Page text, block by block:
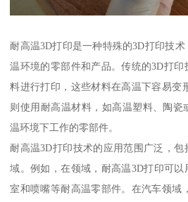
耐高温3D打印是一种特殊的3D打印技
温环境的零部件和产品。传统的3D打
料进行打印，这些材料在高温下容易变
则使用耐高温材料，如高温塑料、陶瓷
温环境下工作的零部件。
耐高温3D打印技术的应用范围广泛，
域。例如，在领域，耐高温3D打印可
室和喷嘴等耐高温零部件。在汽车领域